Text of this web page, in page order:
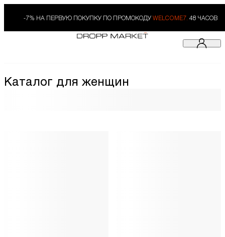
-7% НА ПЕРВУЮ ПОКУПКУ ПО ПРОМОКОДУ WELCOME7. 48 ЧАСОВ
Каталог для женщин